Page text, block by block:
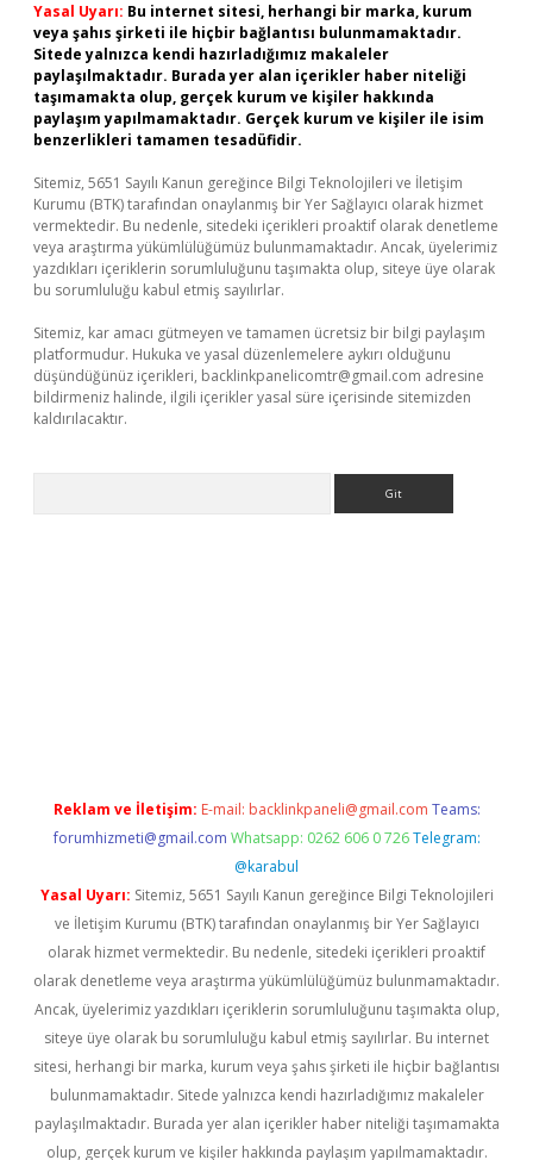
Yasal Uyarı: Bu internet sitesi, herhangi bir marka, kurum
veya şahıs şirketi ile hiçbir bağlantısı bulunmamaktadır.
Sitede yalnızca kendi hazırladığımız makaleler
paylaşılmaktadır. Burada yer alan içerikler haber niteliği
taşımamakta olup, gerçek kurum ve kişiler hakkında
paylaşım yapılmamaktadır. Gerçek kurum ve kişiler ile isim
benzerlikleri tamamen tesadüfidir.
Sitemiz, 5651 Sayılı Kanun gereğince Bilgi Teknolojileri ve İletişim
Kurumu (BTK) tarafından onaylanmış bir Yer Sağlayıcı olarak hizmet
vermektedir. Bu nedenle, sitedeki içerikleri proaktif olarak denetleme
veya araştırma yükümlülüğümüz bulunmamaktadır. Ancak, üyelerimiz
yazdıkları içeriklerin sorumluluğunu taşımakta olup, siteye üye olarak
bu sorumluluğu kabul etmiş sayılırlar.
Sitemiz, kar amacı gütmeyen ve tamamen ücretsiz bir bilgi paylaşım
platformudur. Hukuka ve yasal düzenlemelere aykırı olduğunu
düşündüğünüz içerikleri, backlinkpanelicomtr@gmail.com adresine
bildirmeniz halinde, ilgili içerikler yasal süre içerisinde sitemizden
kaldırılacaktır.
Reklam ve İletişim: E-mail: backlinkpaneli@gmail.com Teams:
forumhizmeti@gmail.com Whatsapp: 0262 606 0 726 Telegram:
@karabul
Yasal Uyarı: Sitemiz, 5651 Sayılı Kanun gereğince Bilgi Teknolojileri
ve İletişim Kurumu (BTK) tarafından onaylanmış bir Yer Sağlayıcı
olarak hizmet vermektedir. Bu nedenle, sitedeki içerikleri proaktif
olarak denetleme veya araştırma yükümlülüğümüz bulunmamaktadır.
Ancak, üyelerimiz yazdıkları içeriklerin sorumluluğunu taşımakta olup,
siteye üye olarak bu sorumluluğu kabul etmiş sayılırlar. Bu internet
sitesi, herhangi bir marka, kurum veya şahıs şirketi ile hiçbir bağlantısı
bulunmamaktadır. Sitede yalnızca kendi hazırladığımız makaleler
paylaşılmaktadır. Burada yer alan içerikler haber niteliği taşımamakta
olup, gerçek kurum ve kişiler hakkında paylaşım yapılmamaktadır.